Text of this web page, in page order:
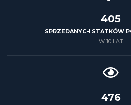
426
SPRZEDANYCH STATKÓW
W 10 LAT
500